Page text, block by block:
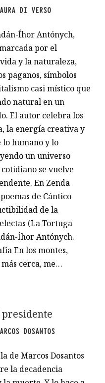
DI VERSO
Íhor Antónych,
por el
y la naturaleza,
paganos, símbolos
casi místico que
natural en un
El autor celebra los
la energía creativa y
humano y lo
un universo
se vuelve
En Zenda
de Cántico
de la
(La Tortuga
Íhor Antónych.
En los montes,
cerca, me…
presidente
DOSANTOS
de Marcos Dosantos
la decadencia